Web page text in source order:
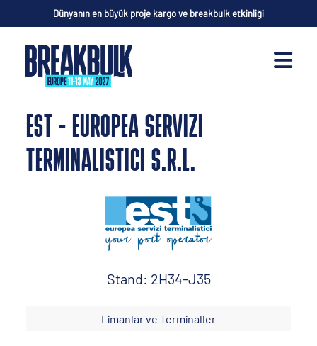
Dünyanın en büyük proje kargo ve breakbulk etkinliği
EST - EUROPEA SERVIZI
TERMINALISTICI S.R.L.
Stand: 2H34-J35
Limanlar ve Terminaller